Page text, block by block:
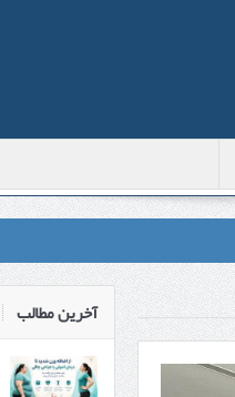
آخرین مطالب